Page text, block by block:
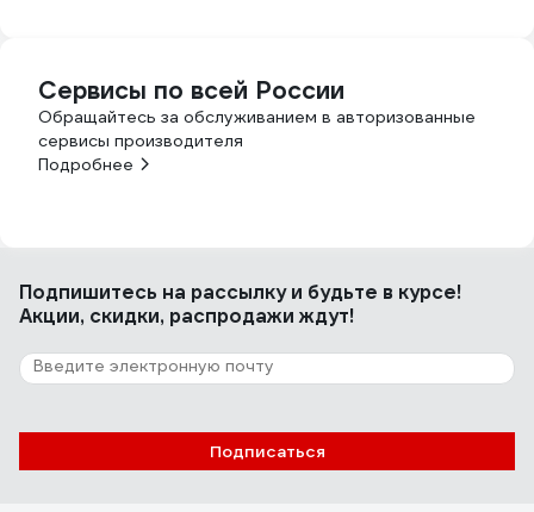
Сервисы по всей России
Обращайтесь за обслуживанием в авторизованные
сервисы производителя
Подробнее
Подпишитесь на рассылкуи будьте в курсе!
Акции, скидки, распродажи ждут!
Подписаться